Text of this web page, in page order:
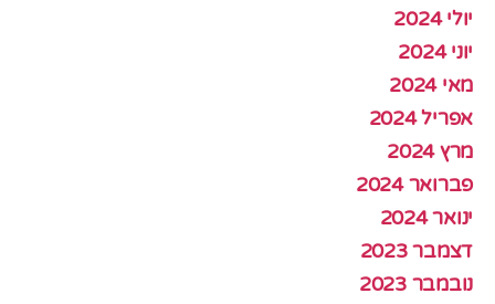
יולי 2024
יוני 2024
מאי 2024
אפריל 2024
מרץ 2024
פברואר 2024
ינואר 2024
דצמבר 2023
נובמבר 2023